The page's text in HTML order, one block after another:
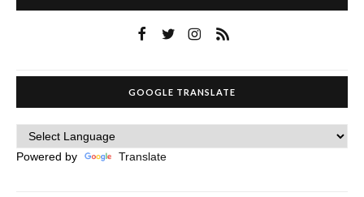
GOOGLE TRANSLATE
Powered by Translate